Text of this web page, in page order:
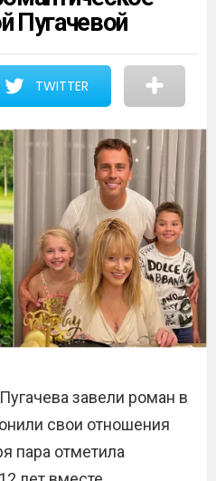
Пугачевой
TWITTER
завели роман в
свои отношения
пара отметила